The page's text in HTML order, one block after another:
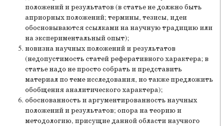
положений и результатов (в статье не должно быть
априорных положений; термины, тезисы, идеи
обосновываются ссылками на научную традицию или
на экспериментальный опыт);
новизна научных положений и результатов
(недопустимость статей реферативного характера; в
статье надо не просто собрать и представить
материал по теме исследования, но также предложить
обобщения аналитического характера);
обоснованность и аргументированность научных
положений и результатов; опора на теорию и
методологию, присущие данной области научного